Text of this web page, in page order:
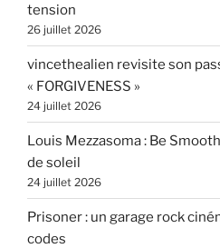
tension
26 juillet 2026
vincethealien revisite son
« FORGIVENESS »
24 juillet 2026
Louis Mezzasoma : Be
de soleil
24 juillet 2026
Prisoner : un garage rock
codes